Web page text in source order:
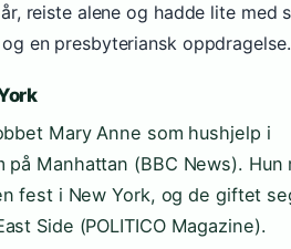
reiste alene og hadde lite med
en presbyteriansk oppdragelse.
Mary Anne som hushjelp i
på Manhattan (BBC News). Hun
fest i New York, og de giftet
Side (POLITICO Magazine).